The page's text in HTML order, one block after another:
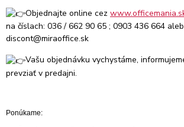
Objednajte online cez
na číslach: 036 / 662 90 65 ; 0903 436 664
discont@miraoffice.sk
Vašu objednávku vychystáme,
prevziať v predajni.
Ponúkame: